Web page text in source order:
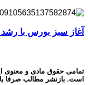
آغاز سبز بورس با رشد ۱۱۰ هزار واحدی شاخص کل
تمامی حقوق مادی و معنوی
است. بازنشر مطالب صرفا